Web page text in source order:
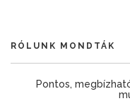
RÓLUNK MONDTÁK
Pontos,